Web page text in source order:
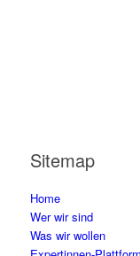
Sitemap
Home
Wer wir sind
Was wir wollen